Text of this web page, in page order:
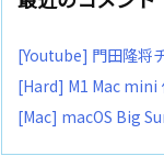
[Youtube] 門田隆将
[Hard] M1 Mac mini
[Mac] macOS Big